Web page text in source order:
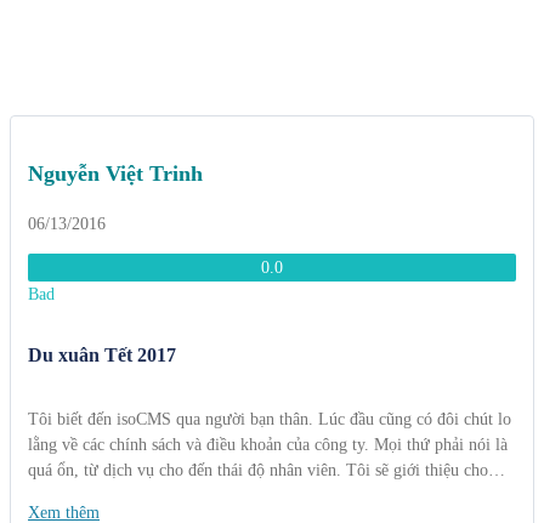
Nguyễn Việt Trinh
06/13/2016
0.0
Bad
Du xuân Tết 2017
Tôi biết đến isoCMS qua người bạn thân. Lúc đầu cũng có đôi chút lo
lằng về các chính sách và điều khoản của công ty. Mọi thứ phải nói là
quá ổn, từ dịch vụ cho đến thái độ nhân viên. Tôi sẽ giới thiệu cho
Xem thêm